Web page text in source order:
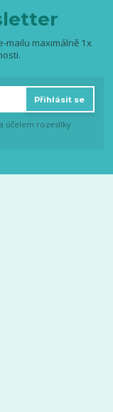
mailu maximálně 1x
Přihlásit se
účelem rozesílky